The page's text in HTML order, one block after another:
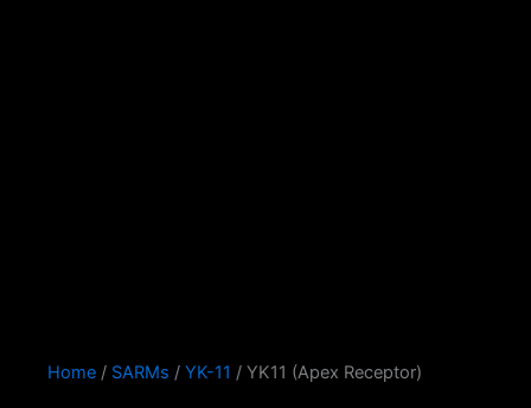
Home / SARMs / YK-11 / YK11 (Apex Receptor)